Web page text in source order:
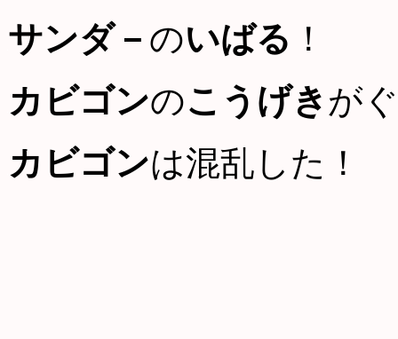
サンダ－ のいばる ！
カビゴンのこうげき が
カビゴンは混乱した！